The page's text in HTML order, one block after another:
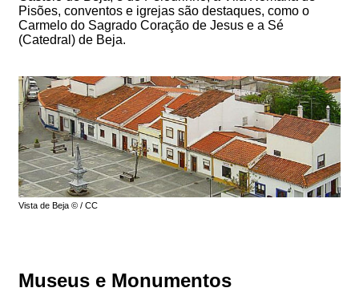
Pisões, conventos e igrejas são destaques, como o
Carmelo do Sagrado Coração de Jesus e a Sé
(Catedral) de Beja.
Vista de Beja © / CC
Museus e Monumentos